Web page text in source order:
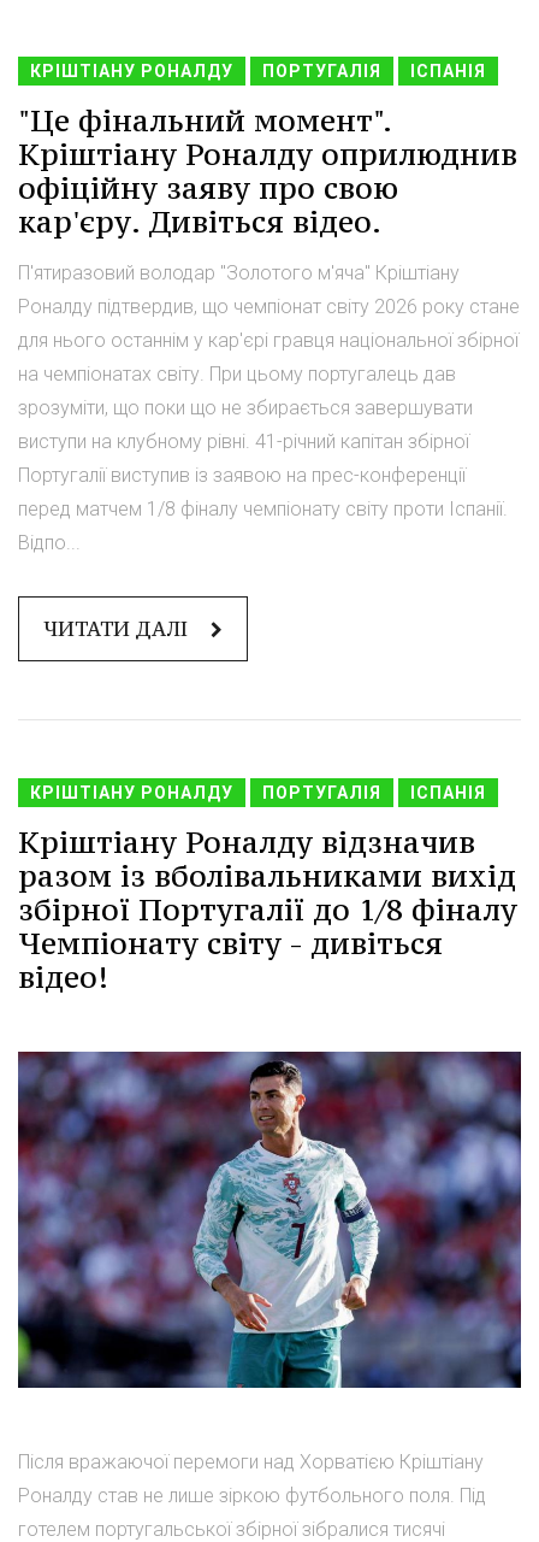
КРІШТІАНУ РОНАЛДУ ПОРТУГАЛІЯ ІСПАНІЯ
"Це фінальний момент".
Кріштіану Роналду оприлюднив
офіційну заяву про свою
кар'єру. Дивіться відео.
П'ятиразовий володар "Золотого м'яча" Кріштіану
Роналду підтвердив, що чемпіонат світу 2026 року стане
для нього останнім у кар'єрі гравця національної збірної
на чемпіонатах світу. При цьому португалець дав
зрозуміти, що поки що не збирається завершувати
виступи на клубному рівні. 41-річний капітан збірної
Португалії виступив із заявою на прес-конференції
перед матчем 1/8 фіналу чемпіонату світу проти Іспанії.
Відпо...
ЧИТАТИ ДАЛІ
КРІШТІАНУ РОНАЛДУ ПОРТУГАЛІЯ ІСПАНІЯ
Кріштіану Роналду відзначив
разом із вболівальниками вихід
збірної Португалії до 1/8 фіналу
Чемпіонату світу - дивіться
відео!
Після вражаючої перемоги над Хорватією Кріштіану
Роналду став не лише зіркою футбольного поля. Під
готелем португальської збірної зібралися тисячі